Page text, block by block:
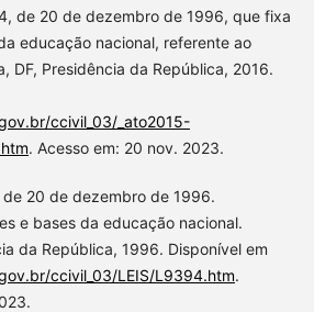
de 20 de dezembro de 1996, que fixa
educação nacional, referente ao
DF, Presidência da República, 2016.
ccivil_03/_ato2015-
. Acesso em: 20 nov. 2023.
de 20 de dezembro de 1996.
e bases da educação nacional.
da República, 1996. Disponível em
ccivil_03/LEIS/L9394.htm.